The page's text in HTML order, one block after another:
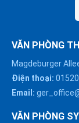
VĂN PHÒNG
Magdeburger
Điện thoại:
Email:
VĂN PHÒNG